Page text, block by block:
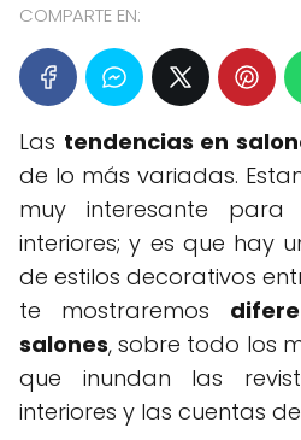
COMPARTE EN:
Las tendencias en
de lo más variadas.
muy interesante
interiores; y es que hay
de estilos decorativos
te mostraremos
salones, sobre todo los
que inundan las
interiores y las cuentas